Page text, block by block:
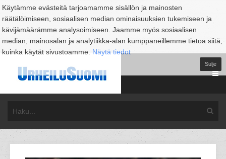
Käytämme evästeitä tarjoamamme sisällön ja mainosten
räätälöimiseen, sosiaalisen median ominaisuuksien tukemiseen ja
kävijämäärämme analysoimiseen. Jaamme myös sosiaalisen
median, mainosalan ja analytiikka-alan kumppaneillemme tietoa siitä,
kuinka käytät sivustoamme. Näytä tiedot
Sulje